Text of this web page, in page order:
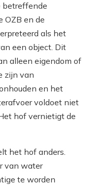
betreffende
OZB en de
als het
een object. Dit
alleen eigendom of
zijn van
en het
voldoet niet
hof vernietigt de
het hof anders.
van water
te worden